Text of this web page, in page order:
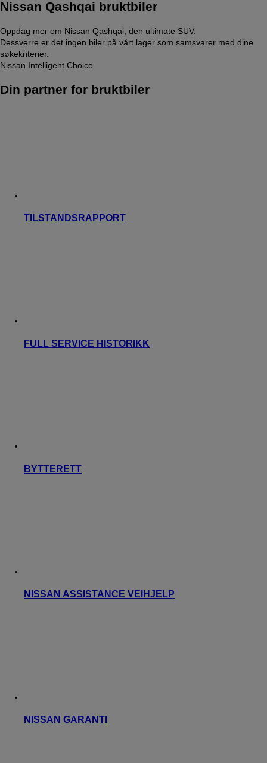
Nissan Qashqai bruktbiler
Oppdag mer om Nissan Qashqai, den ultimate SUV.
Dessverre er det ingen biler på vårt lager som samsvarer med dine
søkekriterier.
Nissan Intelligent Choice
Din partner for bruktbiler
TILSTANDSRAPPORT
FULL SERVICE HISTORIKK
BYTTERETT
NISSAN ASSISTANCE VEIHJELP
NISSAN GARANTI